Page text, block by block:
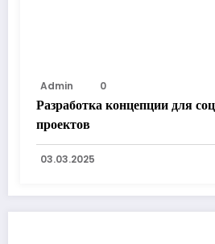
Admin
0
Разработка концепции для
проектов
03.03.2025